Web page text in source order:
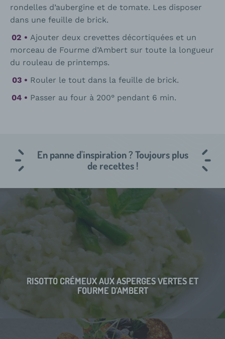
rondelles d’aubergine et de tomate. Les disposer
dans une feuille de brick.
Ajouter deux crevettes décortiquées et un
morceau de Fourme d’Ambert sur toute la longueur
du rouleau de printemps.
Rouler le tout dans la feuille de brick.
Passer au four à 200° pendant 6 min.
En panne d'inspiration ? Toujours plus
de recettes !
RISOTTO CRÉMEUX AUX ASPERGES VERTES ET
FOURME D’AMBERT